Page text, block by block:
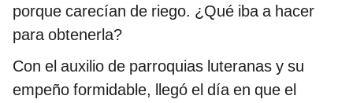
porque carecían de riego. ¿Qué iba a hacer
para obtenerla?
Con el auxilio de parroquias luteranas y su
empeño formidable, llegó el día en que el